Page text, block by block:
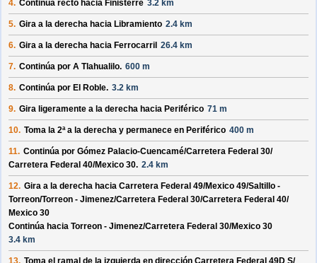
4. Continúa recto hacia Finisterre 3.2 km
5. Gira a la derecha hacia Libramiento 2.4 km
6. Gira a la derecha hacia Ferrocarril 26.4 km
7. Continúa por A Tlahualilo. 600 m
8. Continúa por El Roble. 3.2 km
9. Gira ligeramente a la derecha hacia Periférico 71 m
10. Toma la 2ª a la derecha y permanece en Periférico 400 m
11. Continúa por Gómez Palacio-Cuencamé/Carretera Federal 30/
Carretera Federal 40/Mexico 30. 2.4 km
12. Gira a la derecha hacia Carretera Federal 49/Mexico 49/Saltillo -
Torreon/Torreon - Jimenez/Carretera Federal 30/Carretera Federal 40/
Mexico 30
Continúa hacia Torreon - Jimenez/Carretera Federal 30/Mexico 30
3.4 km